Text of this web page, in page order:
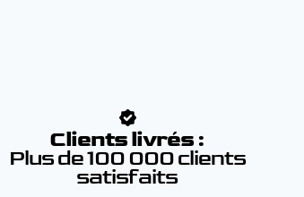
Clients livrés :
Plus de 100 000 clients
satisfaits